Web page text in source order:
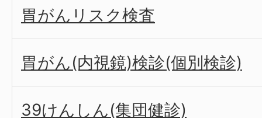
胃がんリスク検査
胃がん(内視鏡)検診(個別検診)
39けんしん(集団健診)